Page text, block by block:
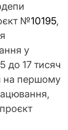
№10195,
у
до 17 тисяч
на першому